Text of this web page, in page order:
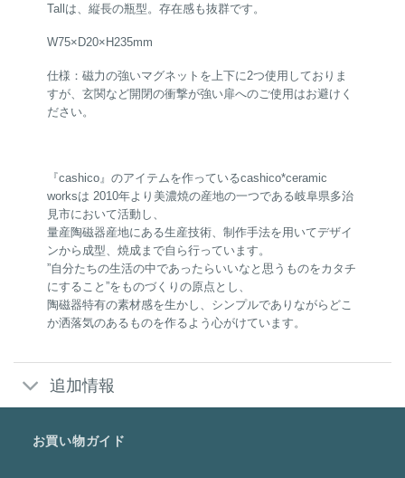
Tallは、縦長の瓶型。存在感も抜群です。
W75×D20×H235mm
仕様：磁力の強いマグネットを上下に2つ使用しておりま
すが、玄関など開閉の衝撃が強い扉へのご使用はお避けく
ださい。
『cashico』のアイテムを作っているcashico*ceramic
worksは 2010年より美濃焼の産地の一つである岐阜県多治
見市において活動し、
量産陶磁器産地にある生産技術、制作手法を用いてデザイ
ンから成型、焼成まで自ら行っています。
”自分たちの生活の中であったらいいなと思うものをカタチ
にすること”をものづくりの原点とし、
陶磁器特有の素材感を生かし、シンプルでありながらどこ
か洒落気のあるものを作るよう心がけています。
追加情報
お買い物ガイド